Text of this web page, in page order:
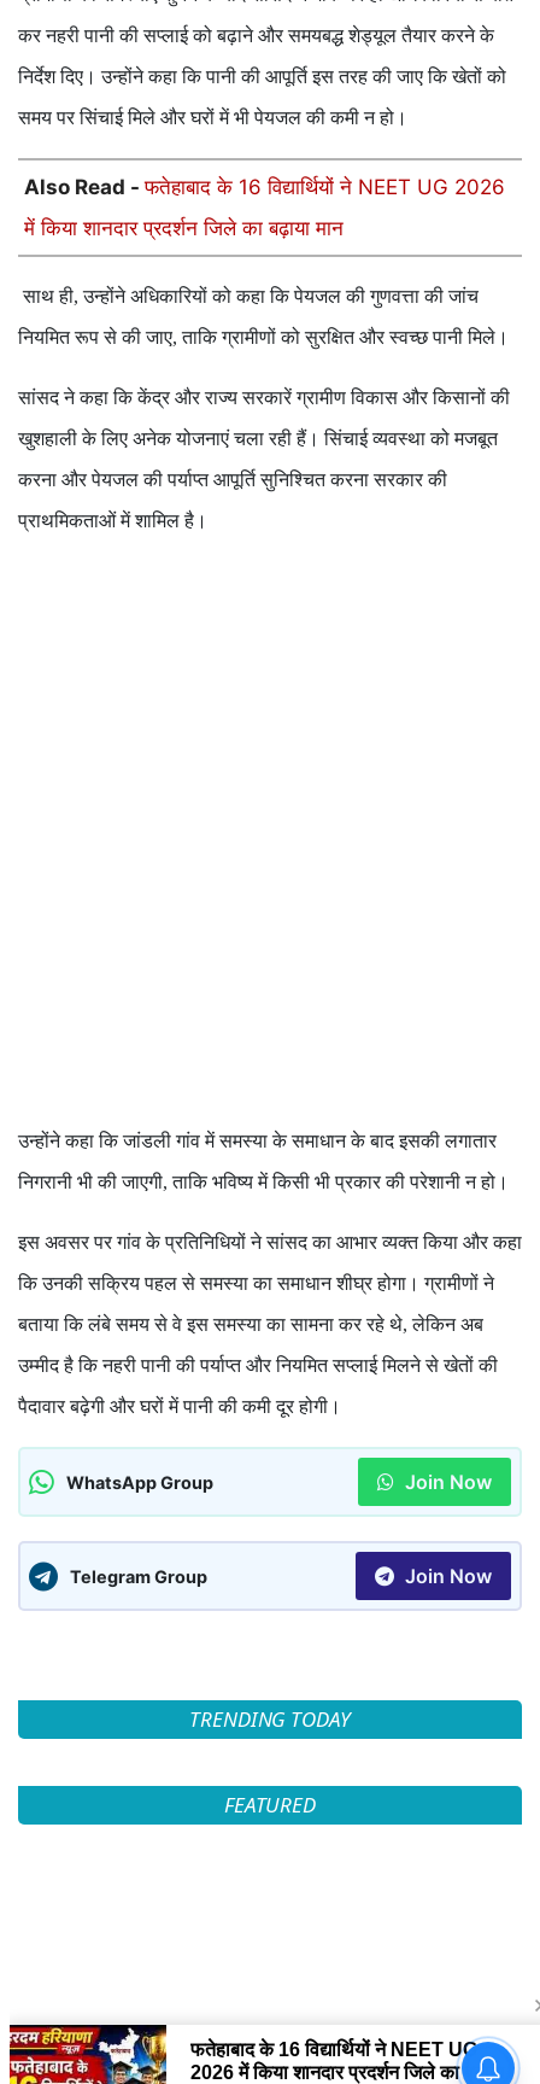
कर नहरी पानी की सप्लाई को बढ़ाने और समयबद्ध शेड्यूल तैयार करने के
निर्देश दिए। उन्होंने कहा कि पानी की आपूर्ति इस तरह की जाए कि खेतों को
समय पर सिंचाई मिले और घरों में भी पेयजल की कमी न हो।
Also Read -फतेहाबाद के 16 विद्यार्थियों ने NEET UG 2026
में किया शानदार प्रदर्शन जिले का बढ़ाया मान
साथ ही,उन्होंने अधिकारियों को कहा कि पेयजल की गुणवत्ता की जांच
नियमित रूप से की जाए,ताकि ग्रामीणों को सुरक्षित और स्वच्छ पानी मिले।
सांसद ने कहा कि केंद्र और राज्य सरकारें ग्रामीण विकास और किसानों की
खुशहाली के लिए अनेक योजनाएं चला रही हैं। सिंचाई व्यवस्था को मजबूत
करना और पेयजल की पर्याप्त आपूर्ति सुनिश्चित करना सरकार की
प्राथमिकताओं में शामिल है।
उन्होंने कहा कि जांडली गांव में समस्या के समाधान के बाद इसकी लगातार
निगरानी भी की जाएगी,ताकि भविष्य में किसी भी प्रकार की परेशानी न हो।
इस अवसर पर गांव के प्रतिनिधियों ने सांसद का आभार व्यक्त किया और कहा
कि उनकी सक्रिय पहल से समस्या का समाधान शीघ्र होगा। ग्रामीणों ने
बताया कि लंबे समय से वे इस समस्या का सामना कर रहे थे,लेकिन अब
उम्मीद है कि नहरी पानी की पर्याप्त और नियमित सप्लाई मिलने से खेतों की
पैदावार बढ़ेगी और घरों में पानी की कमी दूर होगी।
WhatsApp Group Join Now
Telegram Group Join Now
TRENDING TODAY
FEATURED